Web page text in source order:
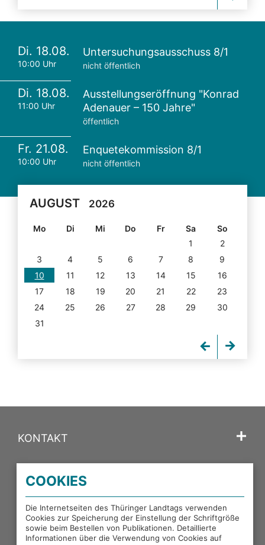
Di. 18.08.
10:00 Uhr
Untersuchungsausschuss 8/1
nicht öffentlich
Di. 18.08.
11:00 Uhr
Ausstellungseröffnung "Konrad
Adenauer – 150 Jahre"
öffentlich
Fr. 21.08.
10:00 Uhr
Enquetekommission 8/1
nicht öffentlich
AUGUST 2026
Mo Di Mi Do Fr Sa
So
1
2
3
4 5 6 7 8
9
10
11 12 13 14 15
16
17
18 19 20 21 22
23
24
25 26 27 28 29
30
31
KONTAKT
PORTALE DES THÜRINGER LANDTAGS
EXTERNE LINKS
COOKIES
Die Internetseiten des Thüringer Landtags verwenden
Cookies zur Speicherung der Einstellung der Schriftgröße
sowie beim Bestellen von Publikationen. Detaillierte
Informationen über die Verwendung von Cookies auf